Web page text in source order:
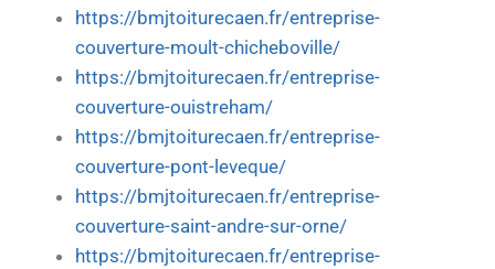
https://bmjtoiturecaen.fr/entreprise-
couverture-moult-chicheboville/
https://bmjtoiturecaen.fr/entreprise-
couverture-ouistreham/
https://bmjtoiturecaen.fr/entreprise-
couverture-pont-leveque/
https://bmjtoiturecaen.fr/entreprise-
couverture-saint-andre-sur-orne/
https://bmjtoiturecaen.fr/entreprise-